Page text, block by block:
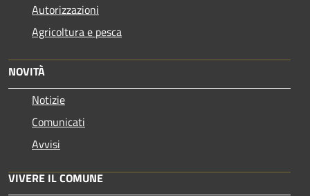
Autorizzazioni
Agricoltura e pesca
NOVITÀ
Notizie
Comunicati
Avvisi
VIVERE IL COMUNE